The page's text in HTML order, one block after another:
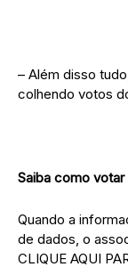
– Além disso
colhendo votos
Saiba como
Quando a
de dados, o
CLIQUE AQUI